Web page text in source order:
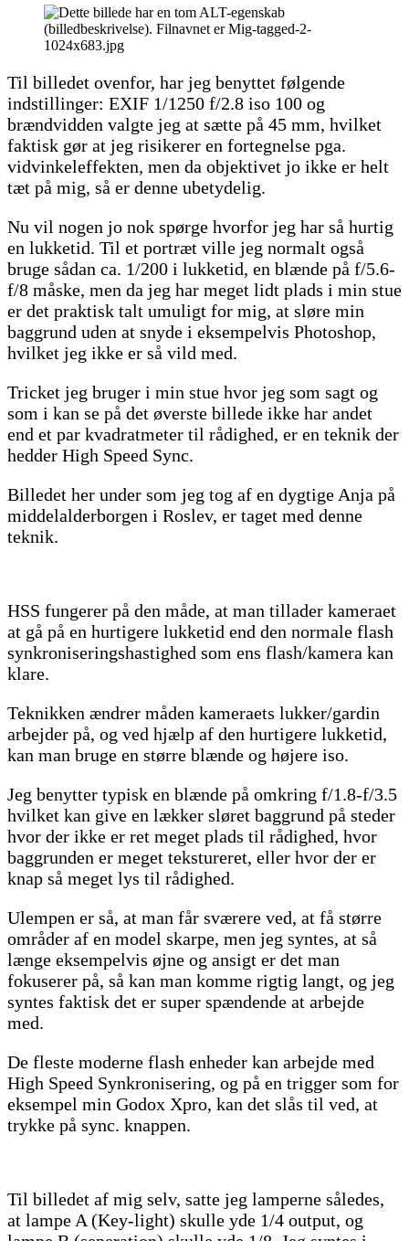
Til billedet ovenfor, har jeg benyttet følgende
indstillinger: EXIF 1/1250 f/2.8 iso 100 og
brændvidden valgte jeg at sætte på 45 mm, hvilket
faktisk gør at jeg risikerer en fortegnelse pga.
vidvinkeleffekten, men da objektivet jo ikke er helt
tæt på mig, så er denne ubetydelig.
Nu vil nogen jo nok spørge hvorfor jeg har så hurtig
en lukketid. Til et portræt ville jeg normalt også
bruge sådan ca. 1/200 i lukketid, en blænde på f/5.6-
f/8 måske, men da jeg har meget lidt plads i min stue
er det praktisk talt umuligt for mig, at sløre min
baggrund uden at snyde i eksempelvis Photoshop,
hvilket jeg ikke er så vild med.
Tricket jeg bruger i min stue hvor jeg som sagt og
som i kan se på det øverste billede ikke har andet
end et par kvadratmeter til rådighed, er en teknik der
hedder High Speed Sync.
Billedet her under som jeg tog af en dygtige Anja på
middelalderborgen i Roslev, er taget med denne
teknik.
HSS fungerer på den måde, at man tillader kameraet
at gå på en hurtigere lukketid end den normale flash
synkroniseringshastighed som ens flash/kamera kan
klare.
Teknikken ændrer måden kameraets lukker/gardin
arbejder på, og ved hjælp af den hurtigere lukketid,
kan man bruge en større blænde og højere iso.
Jeg benytter typisk en blænde på omkring f/1.8-f/3.5
hvilket kan give en lækker sløret baggrund på steder
hvor der ikke er ret meget plads til rådighed, hvor
baggrunden er meget tekstureret, eller hvor der er
knap så meget lys til rådighed.
Ulempen er så, at man får sværere ved, at få større
områder af en model skarpe, men jeg syntes, at så
længe eksempelvis øjne og ansigt er det man
fokuserer på, så kan man komme rigtig langt, og jeg
syntes faktisk det er super spændende at arbejde
med.
De fleste moderne flash enheder kan arbejde med
High Speed Synkronisering, og på en trigger som for
eksempel min Godox Xpro, kan det slås til ved, at
trykke på sync. knappen.
Til billedet af mig selv, satte jeg lamperne således,
at lampe A (Key-light) skulle yde 1/4 output, og